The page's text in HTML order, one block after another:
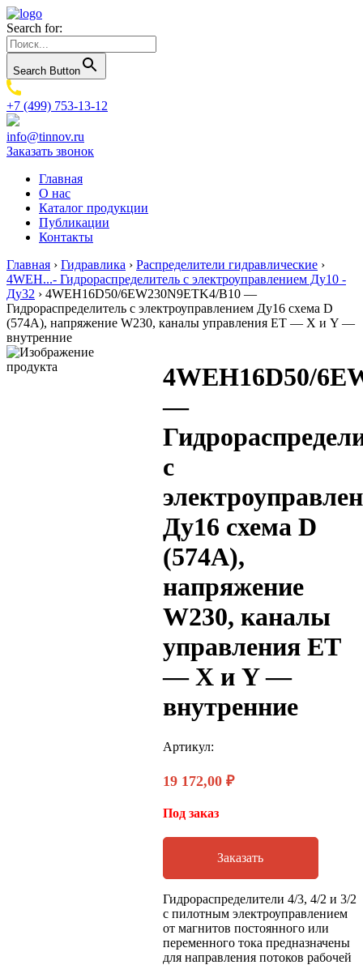
Search for:
Search Button
+7 (499) 753-13-12
info@tinnov.ru
Заказать звонок
Главная
О нас
Каталог продукции
Публикации
Контакты
Главная › Гидравлика › Распределители гидравлические ›
4WEH...- Гидрораспределитель с электроуправлением Ду10 -
Ду32 › 4WEH16D50/6EW230N9ETK4/B10 —
Гидрораспределитель с электроуправлением Ду16 схема D
(574А), напряжение W230, каналы управления ET — X и Y —
внутренние
4WEH16D50/
—
с
Ду16 схема D
(574А),
напряжение
W230, каналы
управления ET
— X и Y —
внутренние
Артикул:
19 172,00 ₽
Под заказ
Заказать
Гидрораспределители 4/3, 4/2 и 3/2
с пилотным электроуправлением
от магнитов постоянного или
переменного тока предназначены
для направления потоков рабочей